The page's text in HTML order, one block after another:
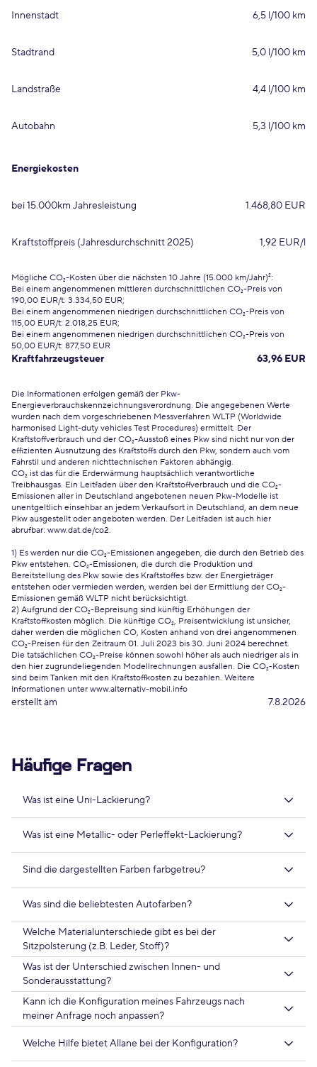
Innenstadt 6,5 l/100 km
Stadtrand 5,0 l/100 km
Landstraße 4,4 l/100 km
Autobahn 5,3 l/100 km
Energiekosten
bei 15.000km Jahresleistung 1.468,80 EUR
Kraftstoffpreis (Jahresdurchschnitt 2025) 1,92 EUR/l
Mögliche CO₂-Kosten über die nächsten 10 Jahre (15.000 km/Jahr)²:
Bei einem angenommenen mittleren durchschnittlichen CO₂-Preis von
190,00 EUR/t: 3.334,50 EUR;
Bei einem angenommenen niedrigen durchschnittlichen CO₂-Preis von
115,00 EUR/t: 2.018,25 EUR;
Bei einem angenommenen niedrigen durchschnittlichen CO₂-Preis von
50,00 EUR/t: 877,50 EUR
Kraftfahrzeugsteuer 63,96 EUR
Die Informationen erfolgen gemäß der Pkw-
Energieverbrauchskennzeichnungsverordnung. Die angegebenen Werte
wurden nach dem vorgeschriebenen Messverfahren WLTP (Worldwide
harmonised Light-duty vehicles Test Procedures) ermittelt. Der
Kraftstoffverbrauch und der CO₂-Ausstoß eines Pkw sind nicht nur von der
effizienten Ausnutzung des Kraftstoffs durch den Pkw, sondern auch vom
Fahrstil und anderen nichttechnischen Faktoren abhängig.
CO₂ ist das für die Erderwärmung hauptsächlich verantwortliche
Treibhausgas. Ein Leitfaden über den Kraftstoffverbrauch und die CO₂-
Emissionen aller in Deutschland angebotenen neuen Pkw-Modelle ist
unentgeltlich einsehbar an jedem Verkaufsort in Deutschland, an dem neue
Pkw ausgestellt oder angeboten werden. Der Leitfaden ist auch hier
abrufbar: www.dat.de/co2.
1) Es werden nur die CO₂-Emissionen angegeben, die durch den Betrieb des
Pkw entstehen. CO₂-Emissionen, die durch die Produktion und
Bereitstellung des Pkw sowie des Kraftstoffes bzw. der Energieträger
entstehen oder vermieden werden, werden bei der Ermittlung der CO₂-
Emissionen gemäß WLTP nicht berücksichtigt.
2) Aufgrund der CO₂-Bepreisung sind künftig Erhöhungen der
Kraftstoffkosten möglich. Die künftige CO₂, Preisentwicklung ist unsicher,
daher werden die möglichen CO, Kosten anhand von drei angenommenen
CO₂-Preisen für den Zeitraum 01. Juli 2023 bis 30. Juni 2024 berechnet.
Die tatsächlichen CO₂-Preise können sowohl höher als auch niedriger als in
den hier zugrundeliegenden Modellrechnungen ausfallen. Die CO₂-Kosten
sind beim Tanken mit den Kraftstoffkosten zu bezahlen. Weitere
Informationen unter www.alternativ-mobil.info
erstellt am 7.8.2026
Häufige Fragen
Was ist eine Uni-Lackierung?
Was ist eine Metallic- oder Perleffekt-Lackierung?
Sind die dargestellten Farben farbgetreu?
Was sind die beliebtesten Autofarben?
Welche Materialunterschiede gibt es bei der
Sitzpolsterung (z.B. Leder, Stoff)?
Was ist der Unterschied zwischen Innen- und
Sonderausstattung?
Kann ich die Konfiguration meines Fahrzeugs nach
meiner Anfrage noch anpassen?
Welche Hilfe bietet Allane bei der Konfiguration?